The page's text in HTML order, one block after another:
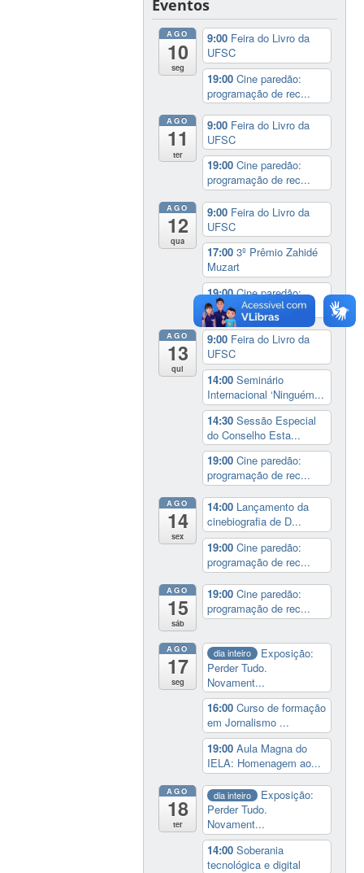
Eventos
AGO
10
seg
9:00 Feira do Livro da
UFSC
19:00Cine paredão:
programação de rec...
AGO
11
ter
9:00 Feira do Livro da
UFSC
19:00Cine paredão:
programação de rec...
AGO
12
qua
9:00 Feira do Livro da
UFSC
17:003º Prêmio Zahidé
Muzart
19:00Cine paredão:
programação de rec...
AGO
13
qui
9:00 Feira do Livro da
UFSC
14:00Seminário
Internacional ‘Ninguém...
14:30Sessão Especial
do Conselho Esta...
19:00Cine paredão:
programação de rec...
AGO
14
sex
14:00 Lançamento da
cinebiografia de D...
19:00Cine paredão:
programação de rec...
AGO
15
sáb
19:00Cine paredão:
programação de rec...
AGO
17
seg
dia inteiro
Exposição:
Perder Tudo.
Novament...
16:00Curso de formação
em Jornalismo ...
19:00Aula Magna do
IELA: Homenagem ao...
AGO
18
ter
dia inteiro
Exposição:
Perder Tudo.
Novament...
14:00Soberania
tecnológica e digital